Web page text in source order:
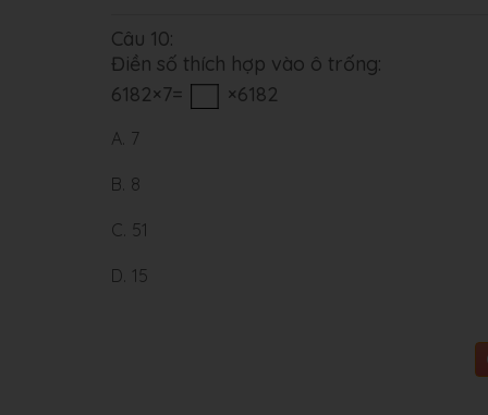
Câu 10:
Điền số thích hợp vào ô trống:
6182×7=
×6182
A. 7
B. 8
C. 51
D. 15